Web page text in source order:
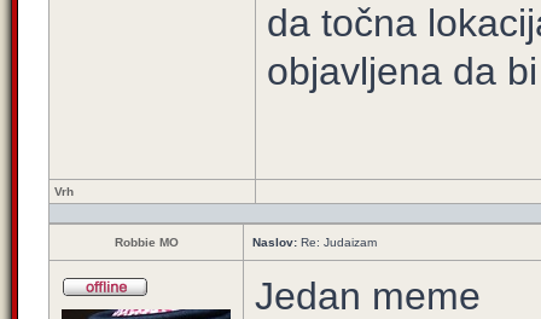
da točna
objavljena da
Vrh
Robbie MO Naslov: Re: Judaizam
Jedan meme